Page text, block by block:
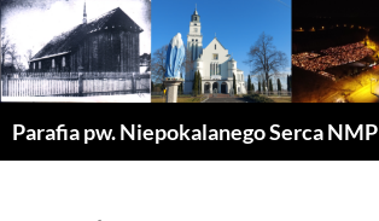
Parafia pw. Niepokalanego Serca NMP